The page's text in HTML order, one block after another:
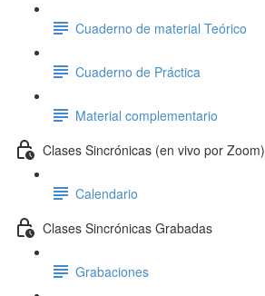
Cuaderno de material Teórico
Cuaderno de Práctica
Material complementario
Clases Sincrónicas (en vivo por Zoom)
Calendario
Clases Sincrónicas Grabadas
Grabaciones